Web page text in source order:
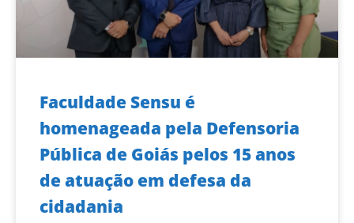
Faculdade Sensu é
homenageada pela Defensoria
Pública de Goiás pelos 15 anos
de atuação em defesa da
cidadania